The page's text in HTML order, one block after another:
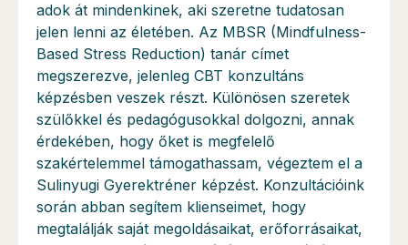
adok át mindenkinek, aki szeretne tudatosan
jelen lenni az életében. Az MBSR (Mindfulness-
Based Stress Reduction) tanár címet
megszerezve, jelenleg CBT konzultáns
képzésben veszek részt. Különösen szeretek
szülőkkel és pedagógusokkal dolgozni, annak
érdekében, hogy őket is megfelelő
szakértelemmel támogathassam, végeztem el a
Sulinyugi Gyerektréner képzést. Konzultációink
során abban segítem klienseimet, hogy
megtalálják saját megoldásaikat, erőforrásaikat,